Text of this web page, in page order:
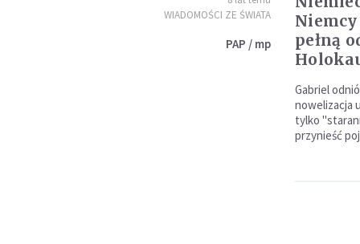
WIADOMOŚCI ZE ŚWIATA
PAP / mp
pełną
Gabriel
nowelizacja
tylko
przynieść